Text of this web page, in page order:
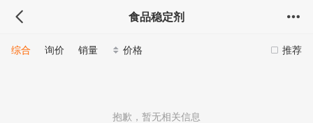
食品稳定剂
推荐
综合 询价 销量 价格
抱歉，暂无相关信息